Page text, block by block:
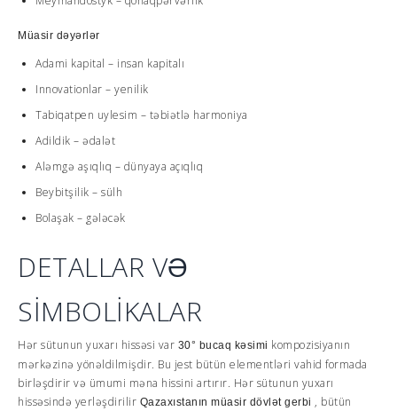
Müasir dəyərlər
Adami kapital – insan kapitalı
Innovationlar – yenilik
Tabiqatpen uylesim – təbiətlə harmoniya
Adildik – ədalət
Aləmgə aşıqlıq – dünyaya açıqlıq
Beybitşilik – sülh
Bolaşak – gələcək
DETALLAR VƏ
SİMBOLİKALAR
Hər sütunun yuxarı hissəsi var 30° bucaq kəsimi kompozisiyanın
mərkəzinə yönəldilmişdir. Bu jest bütün elementləri vahid formada
birləşdirir və ümumi məna hissini artırır. Hər sütunun yuxarı
hissəsində yerləşdirilir Qazaxıstanın müasir dövlət gerbi , bütün